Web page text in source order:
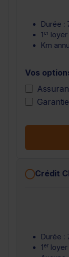
Durée :
1er loyer
Km
Vos
Crédit
Durée :
1er loyer